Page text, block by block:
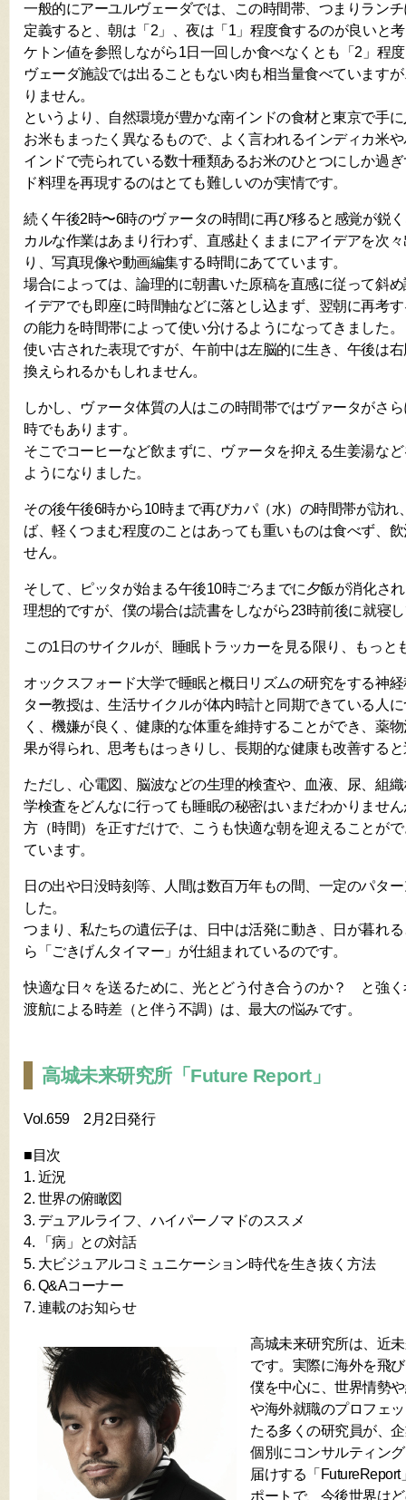
一般的にアーユルヴェーダでは、この時間帯、つまりラン
定義すると、朝は「2」、夜は「1」程度食するのが良いと
ケトン値を参照しながら1日一回しか食べなくとも「2」程
ヴェーダ施設では出ることもない肉も相当量食べています
りません。
というより、自然環境が豊かな南インドの食材と東京で手
お米もまったく異なるもので、よく言われるインディカ米
インドで売られている数十種類あるお米のひとつにしか過
ド料理を再現するのはとても難しいのが実情です。
続く午後2時〜6時のヴァータの時間に再び移ると感覚が鋭
カルな作業はあまり行わず、直感赴くままにアイデアを次
り、写真現像や動画編集する時間にあてています。
場合によっては、論理的に朝書いた原稿を直感に従って斜
イデアでも即座に時間軸などに落とし込まず、翌朝に再考
の能力を時間帯によって使い分けるようになってきました。
使い古された表現ですが、午前中は左脳的に生き、午後は
換えられるかもしれません。
しかし、ヴァータ体質の人はこの時間帯ではヴァータがさ
時でもあります。
そこでコーヒーなど飲まずに、ヴァータを抑える生姜湯な
ようになりました。
その後午後6時から10時まで再びカパ（水）の時間帯が訪れ
ば、軽くつまむ程度のことはあっても重いものは食べず、
せん。
そして、ピッタが始まる午後10時ごろまでに夕飯が消化さ
理想的ですが、僕の場合は読書をしながら23時前後に就寝
この1日のサイクルが、睡眠トラッカーを見る限り、もっ
オックスフォード大学で睡眠と概日リズムの研究をする神
ター教授は、生活サイクルが体内時計と同期できている人
く、機嫌が良く、健康的な体重を維持することができ、薬
果が得られ、思考もはっきりし、長期的な健康も改善する
ただし、心電図、脳波などの生理的検査や、血液、尿、組
学検査をどんなに行っても睡眠の秘密はいまだわかりませ
方（時間）を正すだけで、こうも快適な朝を迎えることが
ています。
日の出や日没時刻等、人間は数百万年もの間、一定のパタ
した。
つまり、私たちの遺伝子は、日中は活発に動き、日が暮れ
ら「ごきげんタイマー」が仕組まれているのです。
快適な日々を送るために、光とどう付き合うのか？ と強く
渡航による時差（と伴う不調）は、最大の悩みです。
高城未来研究所「Future Report」
Vol.659 2月2日発行
■目次
1. 近況
2. 世界の俯瞰図
3. デュアルライフ、ハイパーノマドのススメ
4. 「病」との対話
5. 大ビジュアルコミュニケーション時代を生き抜く方法
6. Q&Aコーナー
7. 連載のお知らせ
高城未来研究所は、近
です。実際に海外を飛
僕を中心に、世界情勢
や海外就職のプロフェ
たる多くの研究員が、
個別にコンサルティン
届けする「
ポートで、今後世界は